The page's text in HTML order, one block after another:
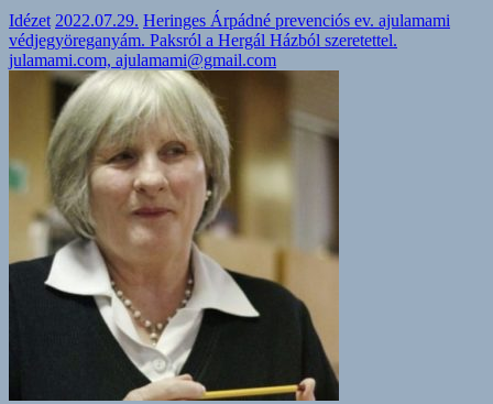
Idézet 2022.07.29. Heringes Árpádné prevenciós ev. ajulamami
védjegyöreganyám. Paksról a Hergál Házból szeretettel.
julamami.com, ajulamami@gmail.com